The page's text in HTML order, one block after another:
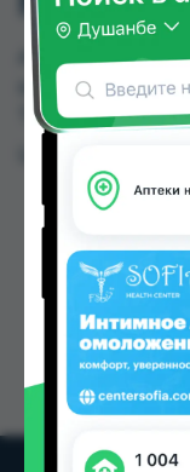
АКЛАСТА 5МГ/
заказать в
TJS в Душанбе